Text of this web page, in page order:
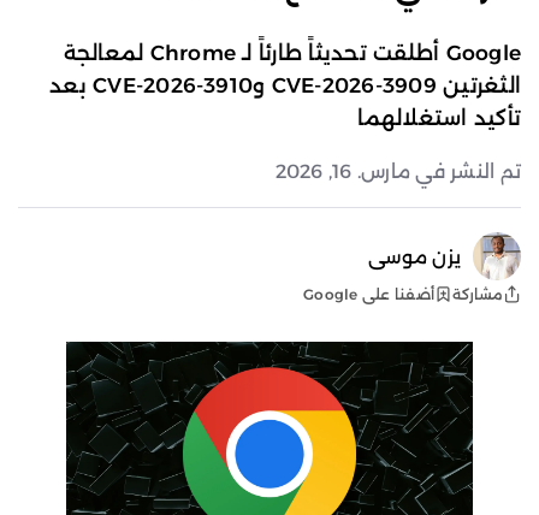
Google أطلقت تحديثاً طارئاً لـ Chrome لمعالجة
الثغرتين CVE-2026-3909 وCVE-2026-3910 بعد
تأكيد استغلالهما
تم النشر في مارس. 16, 2026
يزن موسى
مشاركة أضفنا على Google